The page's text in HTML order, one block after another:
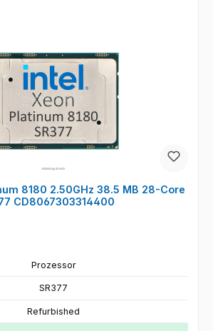
8180 2.50GHz 38.5 MB 28-Core
CD8067303314400
Prozessor
SR377
Refurbished